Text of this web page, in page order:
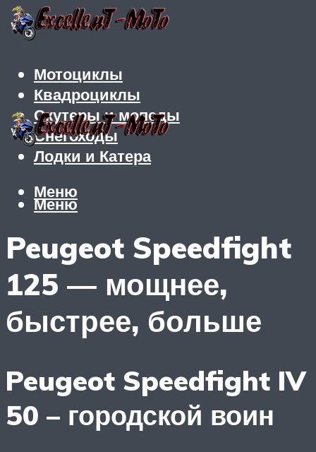
Мотоциклы
Квадроциклы
Скутеры и мопеды
Снегоходы
Лодки и Катера
Меню
Меню
Peugeot Speedfight
125 — мощнее,
быстрее, больше
Peugeot Speedfight IV
50 – городской воин